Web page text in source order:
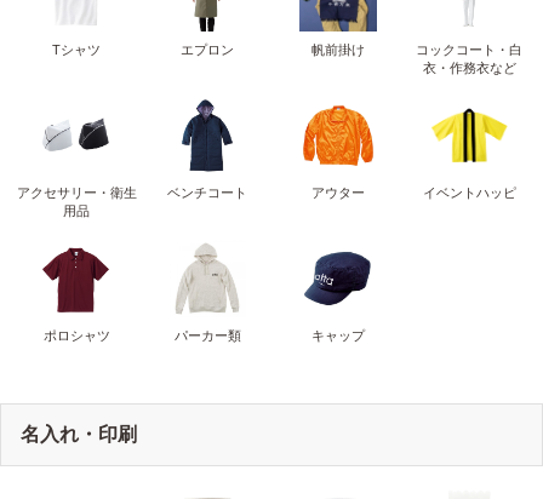
Tシャツ エプロン 帆前掛け
コックコート・白
衣・作務衣など
アクセサリー・衛生
用品
ベンチコート アウター イベントハッピ
ポロシャツ パーカー類 キャップ
名入れ・印刷